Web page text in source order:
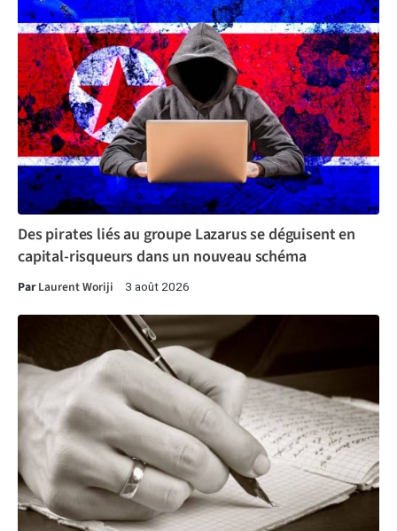
Des pirates liés au groupe Lazarus se déguisent en
capital-risqueurs dans un nouveau schéma
ParLaurent Woriji 3 août 2026